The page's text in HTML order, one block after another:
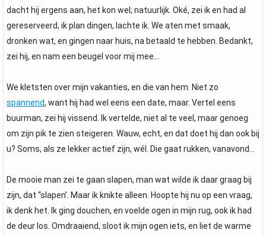
dacht hij ergens aan, het kon wel; natuurlijk. Oké, zei ik en had al
gereserveerd, ik plan dingen, lachte ik. We aten met smaak,
dronken wat, en gingen naar huis, na betaald te hebben. Bedankt,
zei hij, en nam een beugel voor mij mee…
We kletsten over mijn vakanties, en die van hem. Niet zo
spannend, want hij had wel eens een date, maar. Vertel eens
buurman, zei hij vissend. Ik vertelde, niet al te veel, maar genoeg
om zijn pik te zien steigeren. Wauw, echt, en dat doet hij dan ook bij
u? Soms, als ze lekker actief zijn, wél. Die gaat rukken, vanavond…
De mooie man zei te gaan slapen, man wat wilde ik daar graag bij
zijn, dat “slapen’. Maar ik knikte alleen. Hoopte hij nu op een vraag,
ik denk het. Ik ging douchen, en voelde ogen in mijn rug, ook ik had
de deur los. Omdraaiend, sloot ik mijn ogen iets, en liet de warme